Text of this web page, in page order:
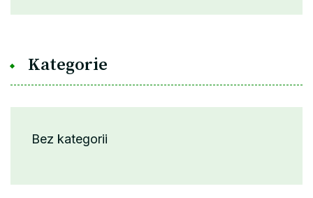
Kategorie
Bez kategorii